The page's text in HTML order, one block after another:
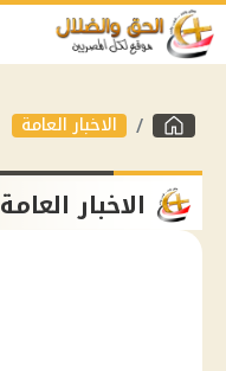
الاخبار العامة
الاخبار العامة